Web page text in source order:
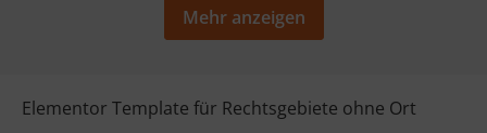
Mehr anzeigen
Elementor Template für Rechtsgebiete ohne Ort